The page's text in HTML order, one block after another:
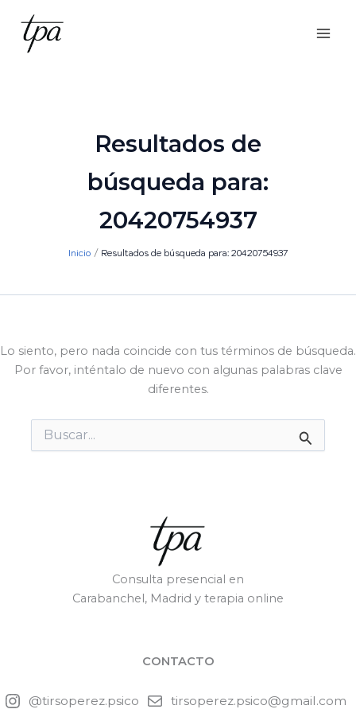
contenido
Resultados de
búsqueda para:
20420754937
Inicio Resultados de búsqueda para: 20420754937
Lo siento, pero nada coincide con tus términos de búsqueda.
Por favor, inténtalo de nuevo con algunas palabras clave
diferentes.
Buscar
por:
Consulta presencial en
Carabanchel, Madrid y terapia online
CONTACTO
@tirsoperez.psico tirsoperez.psico@gmail.com